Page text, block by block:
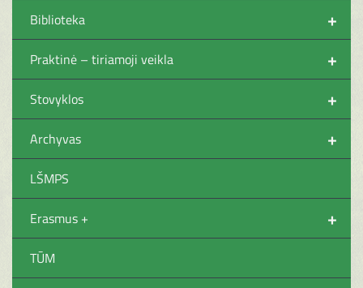
+
Biblioteka
+
Praktinė – tiriamoji veikla
+
Stovyklos
+
Archyvas
LŠMPS
+
Erasmus +
TŪM